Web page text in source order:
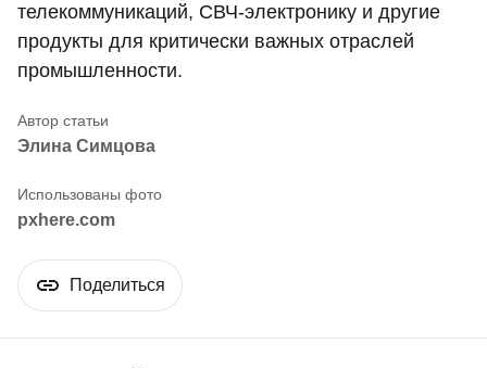
телекоммуникаций, СВЧ-электронику и другие
продукты для критически важных отраслей
промышленности.
Элина Симцова
pxhere.com
Поделиться